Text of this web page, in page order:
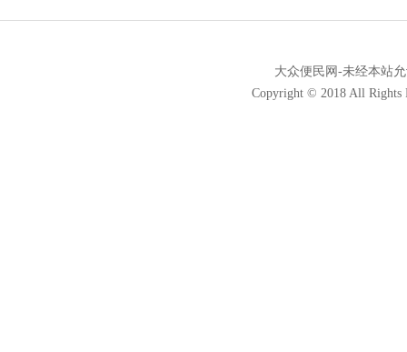
大众便民网-未经本站
Copyright © 2018 All Rights